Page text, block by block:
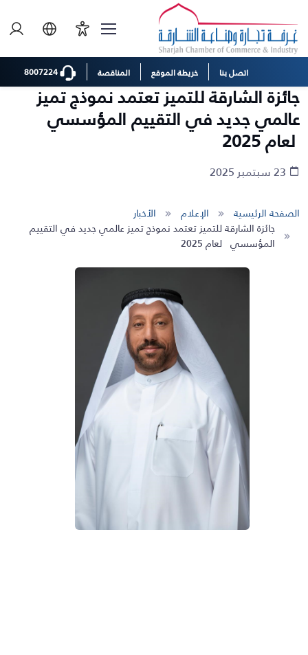
اتصل بنا خريطة الموقع المناقصة
جائزة الشارقة للتميز تعتمد نموذج تميز
عالمي جديد في التقييم المؤسسي
لعام 2025
الصفحة الرئيسية الإعلام
الأخبار
جائزة الشارقة للتميز تعتمد نموذج تميز عالمي جديد في التقييم
المؤسسي لعام 2025